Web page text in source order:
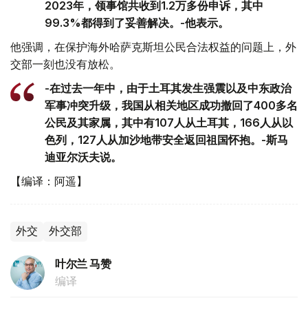
2023年，领事馆共收到1.2万多份申诉，其中
99.3%都得到了妥善解决。-他表示。
他强调，在保护海外哈萨克斯坦公民合法权益的问题上，外
交部一刻也没有放松。
-在过去一年中，由于土耳其发生强震以及中东政治
军事冲突升级，我国从相关地区成功撤回了400多名
公民及其家属，其中有107人从土耳其，166人从以
色列，127人从加沙地带安全返回祖国怀抱。-斯马
迪亚尔沃夫说。
【编译：阿遥】
外交 外交部
叶尔兰 马赞
编译